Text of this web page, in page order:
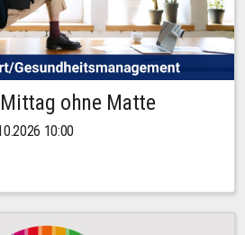
ohne Matte
10:00